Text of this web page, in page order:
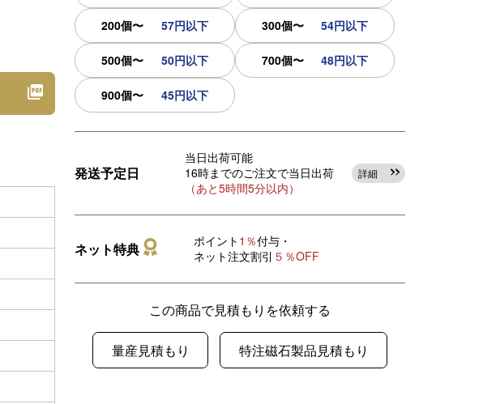
200個〜 57円以下 300個〜 54円以下
500個〜 50円以下 700個〜 48円以下
900個〜 45円以下
発送予定日
当日出荷可能
16時までのご注文で当日出荷
（あと5時間5分以内）
詳細
ネット特典 ポイント 1％付与・
ネット注文割引 ５％OFF
この商品で見積もりを依頼する
量産見積もり 特注磁石製品見積もり